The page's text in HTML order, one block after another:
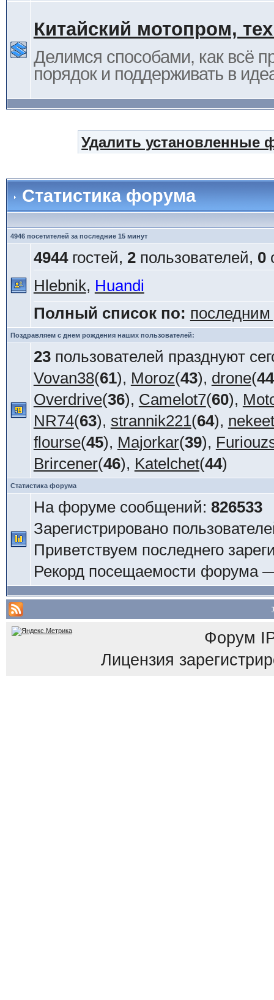
Китайский мотопром,
Делимся способами, как всё
порядок и поддерживать в
Удалить установленные
Статистика форума
4946 посетителей за последние 15 минут
4944гостей, 2пользователей, 0
Hlebnik, Huandi
Полный список по:
Поздравляем с днем рождения наших пользователей:
23пользователей празднуют
Vovan38(61), Moroz(43), drone(44
Overdrive(36), Camelot7(60),
NR74(63), strannik221(64), nekeet
flourse(45), Majorkar(39),
Brircener(46), Katelchet(44)
Статистика форума
На форуме сообщений: 826533
Зарегистрировано
Приветствуем последнего
Рекорд посещаемости форума
Форум
Лицензия